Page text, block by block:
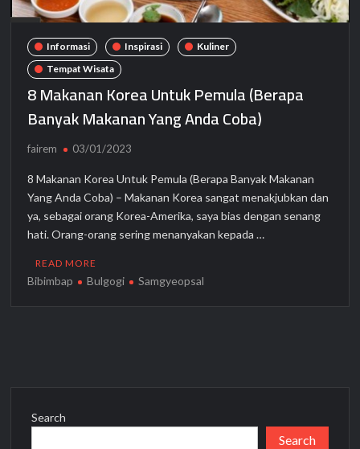
Informasi Inspirasi
Kuliner
Tempat Wisata
8 Makanan Korea Untuk Pemula (Berapa
Banyak Makanan Yang Anda Coba)
fairem 03/01/2023
8 Makanan Korea Untuk Pemula (Berapa Banyak Makanan
Yang Anda Coba) – Makanan Korea sangat menakjubkan dan
ya, sebagai orang Korea-Amerika, saya bias dengan senang
hati. Orang-orang sering menanyakan kepada …
READ MORE
Bibimbap Bulgogi Samgyeopsal
Search
Search